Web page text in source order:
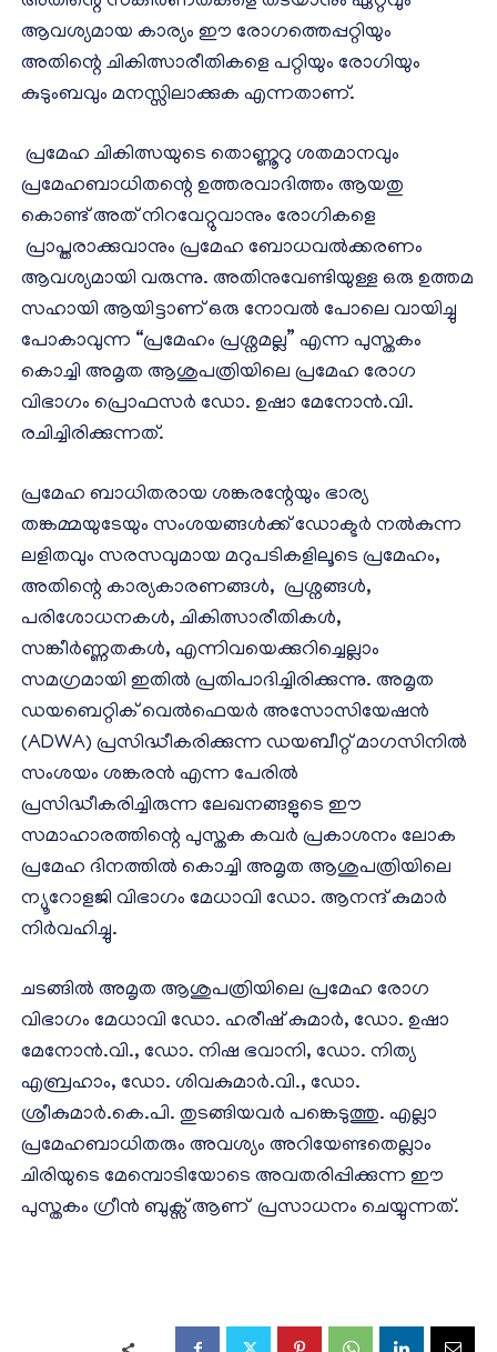
ആവശ്യമായ കാര്യം ഈ രോഗത്തെപ്പറ്റിയും
അതിന്റെ ചികിത്സാരീതികളെ പറ്റിയും രോഗിയും
കുടുംബവും മനസ്സിലാക്കുക എന്നതാണ്.
പ്രമേഹ ചികിത്സയുടെ തൊണ്ണൂറു ശതമാനവും
പ്രമേഹബാധിതന്റെ ഉത്തരവാദിത്തം ആയതു
കൊണ്ട് അത് നിറവേറ്റുവാനും രോഗികളെ
പ്രാപ്തരാക്കുവാനും പ്രമേഹ ബോധവൽക്കരണം
ആവശ്യമായി വരുന്നു. അതിനുവേണ്ടിയുള്ള ഒരു ഉത്തമ
സഹായി ആയിട്ടാണ് ഒരു നോവൽ പോലെ വായിച്ചു
പോകാവുന്ന “പ്രമേഹം പ്രശ്നമല്ല” എന്ന പുസ്തകം
കൊച്ചി അമൃത ആശുപത്രിയിലെ പ്രമേഹ രോഗ
വിഭാഗം പ്രൊഫസർ ഡോ. ഉഷാ മേനോൻ.വി.
രചിച്ചിരിക്കുന്നത്.
പ്രമേഹ ബാധിതരായ ശങ്കരന്റേയും ഭാര്യ
തങ്കമ്മയുടേയും സംശയങ്ങൾക്ക് ഡോക്ടർ നൽകുന്ന
ലളിതവും സരസവുമായ മറുപടികളിലൂടെ പ്രമേഹം,
അതിന്റെ കാര്യകാരണങ്ങൾ, പ്രശ്നങ്ങൾ,
പരിശോധനകൾ, ചികിത്സാരീതികൾ,
സങ്കീർണ്ണതകൾ, എന്നിവയെക്കുറിച്ചെല്ലാം
സമഗ്രമായി ഇതിൽ പ്രതിപാദിച്ചിരിക്കുന്നു. അമൃത
ഡയബെറ്റിക് വെൽഫെയർ അസോസിയേഷൻ
(ADWA) പ്രസിദ്ധീകരിക്കുന്ന ഡയബീറ്റ് മാഗസിനിൽ
സംശയം ശങ്കരൻ എന്ന പേരിൽ
പ്രസിദ്ധീകരിച്ചിരുന്ന ലേഖനങ്ങളുടെ ഈ
സമാഹാരത്തിന്റെ പുസ്തക കവർ പ്രകാശനം ലോക
പ്രമേഹ ദിനത്തിൽ കൊച്ചി അമൃത ആശുപത്രിയിലെ
ന്യൂറോളജി വിഭാഗം മേധാവി ഡോ. ആനന്ദ് കുമാർ
നിർവഹിച്ചു.
ചടങ്ങിൽ അമൃത ആശുപത്രിയിലെ പ്രമേഹ രോഗ
വിഭാഗം മേധാവി ഡോ. ഹരീഷ് കുമാർ, ഡോ. ഉഷാ
മേനോൻ.വി., ഡോ. നിഷ ഭവാനി, ഡോ. നിത്യ
എബ്രഹാം, ഡോ. ശിവകുമാർ.വി., ഡോ.
ശ്രീകുമാർ.കെ.പി. തുടങ്ങിയവർ പങ്കെടുത്തു. എല്ലാ
പ്രമേഹബാധിതരും അവശ്യം അറിയേണ്ടതെല്ലാം
ചിരിയുടെ മേമ്പൊടിയോടെ അവതരിപ്പിക്കുന്ന ഈ
പുസ്തകം ഗ്രീൻ ബുക്സ് ആണ് പ്രസാധനം ചെയ്യുന്നത്.